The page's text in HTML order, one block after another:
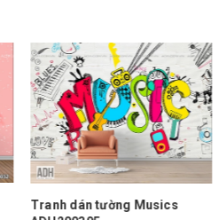
Tranh dán tường Musics